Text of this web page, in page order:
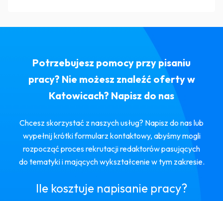
Potrzebujesz pomocy przy pisaniu
pracy? Nie możesz znaleźć oferty w
Katowicach? Napisz do nas
Chcesz skorzystać z naszych usług? Napisz do nas lub
wypełnij krótki formularz kontaktowy, abyśmy mogli
rozpocząć proces rekrutacji redaktorów pasujących
do tematyki i mających wykształcenie w tym zakresie.
Ile kosztuje napisanie pracy?